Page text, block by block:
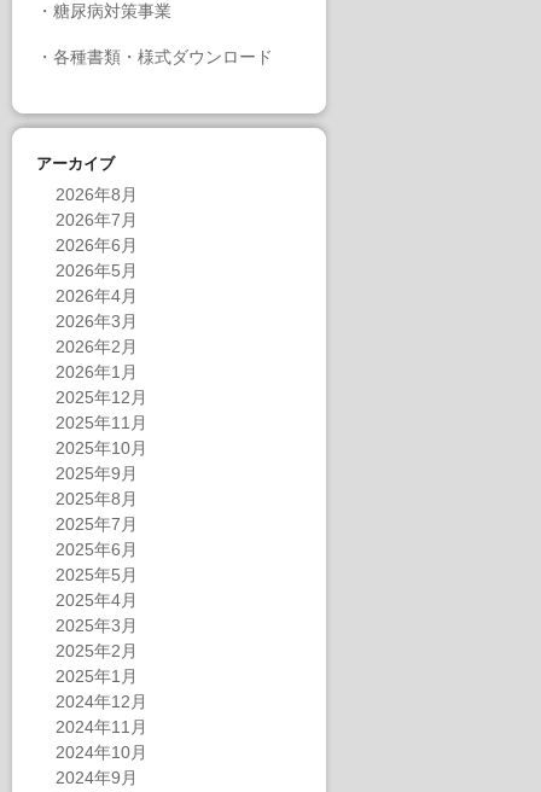
・ 糖尿病対策事業
・ 各種書類・様式ダウンロード
アーカイブ
2026年8月
2026年7月
2026年6月
2026年5月
2026年4月
2026年3月
2026年2月
2026年1月
2025年12月
2025年11月
2025年10月
2025年9月
2025年8月
2025年7月
2025年6月
2025年5月
2025年4月
2025年3月
2025年2月
2025年1月
2024年12月
2024年11月
2024年10月
2024年9月